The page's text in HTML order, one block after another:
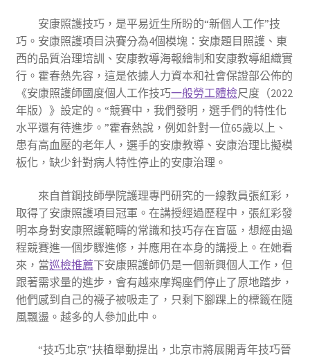
安康照護技巧，是平易近生所盼的“新個人工作”技
巧。安康照護項目決賽分為4個模塊：安康題目照護、東
西的品質治理培訓、安康教導海報繪制和安康教導組織實
行。霍春熱先容，這是依據人力資本和社會保證部公佈的
《安康照護師國度個人工作技巧一般勞工體檢尺度（2022
年版）》設定的。“競賽中，我們發明，選手們的特性化
水平還有待進步。”霍春熱說，例如針對一位65歲以上、
患有高血壓的老年人，選手的安康教導、安康治理比擬模
板化，缺少針對病人特性停止的安康治理。
來自首鋼技師學院護理專門研究的一線教員張紅彩，
取得了安康照護項目冠軍。在講授經過歷程中，張紅彩發
明本身對安康照護範疇的常識和技巧存在盲區，想經由過
程競賽進一個步驟進修，并應用在本身的講授上。在她看
來，當巡檢推薦下安康照護師仍是一個新興個人工作，但
跟著需求量的進步，會有越來摩羯座們停止了原地踏步，
他們感到自己的襪子被吸走了，只剩下腳踝上的標籤在隨
風飄盪。越多的人參加此中。
“技巧北京”扶植舉動提出，北京市將展開青年技巧晉